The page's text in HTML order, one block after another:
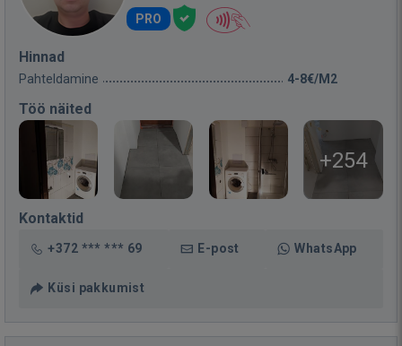
PRO
Hinnad
Pahteldamine 4-8€/M2
Töö näited
+254
Kontaktid
+372 *** *** 69 E-post WhatsApp
Küsi pakkumist